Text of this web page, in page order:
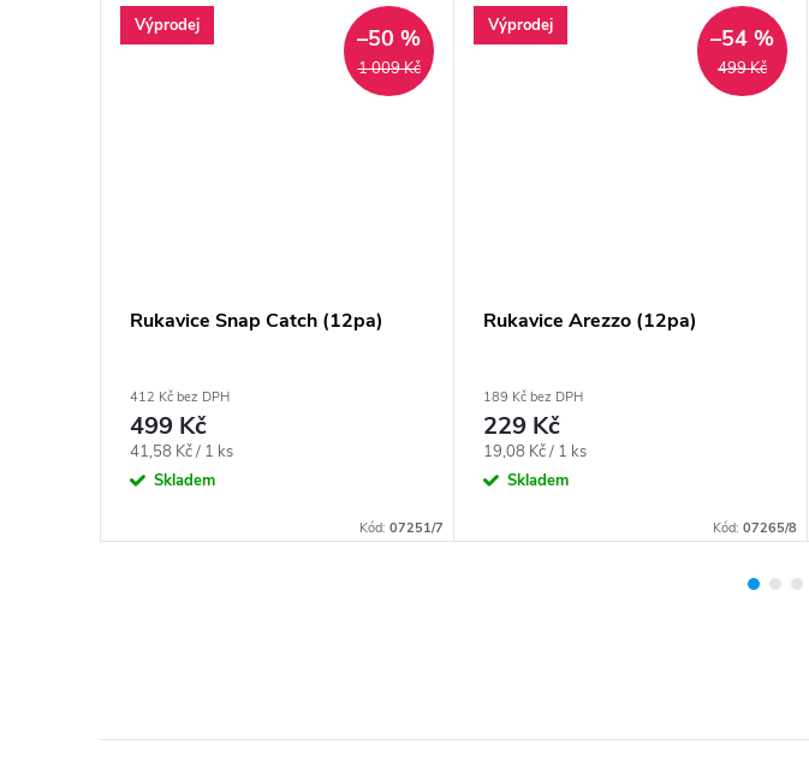
Výprodej
1 009 Kč
–50 %
Rukavice Snap Catch (12pa)
412 Kč bez DPH
499 Kč
Měrná
cena:
41,58 Kč / 1 ks
Skladem
Kód: 07251/7
Výprodej
499 Kč
–54 %
Rukavice Arezzo (12pa)
189 Kč bez DPH
229 Kč
Měrná
cena:
19,08 Kč / 1 ks
Skladem
Kód: 07265/8